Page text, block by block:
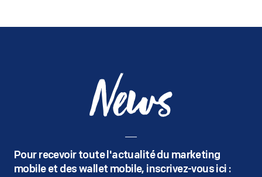
News
Pour recevoir toute l'actualité du marketing
mobile et des wallet mobile, inscrivez-vous ici :